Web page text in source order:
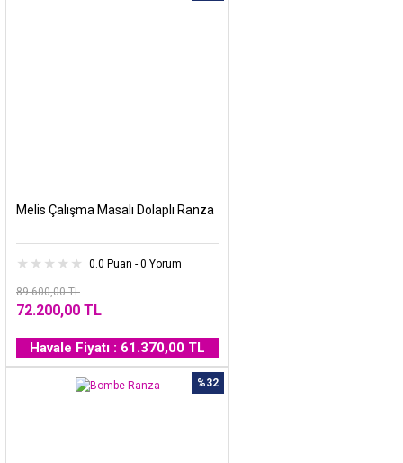
Melis Çalışma Masalı Dolaplı Ranza
0.0 Puan - 0 Yorum
89.600,00 TL
72.200,00 TL
Havale Fiyatı : 61.370,00 TL
%32